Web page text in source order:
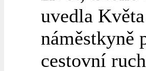
uvedla
náměstkyně
cestovní